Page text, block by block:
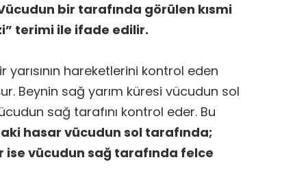
bir tarafında görülen kısmi
terimi ile ifade edilir.
hareketlerini kontrol eden
Beynin sağ yarım küresi vücudun sol
sağ tarafını kontrol eder. Bu
hasar vücudun sol tarafında;
ise vücudun sağ tarafında felce